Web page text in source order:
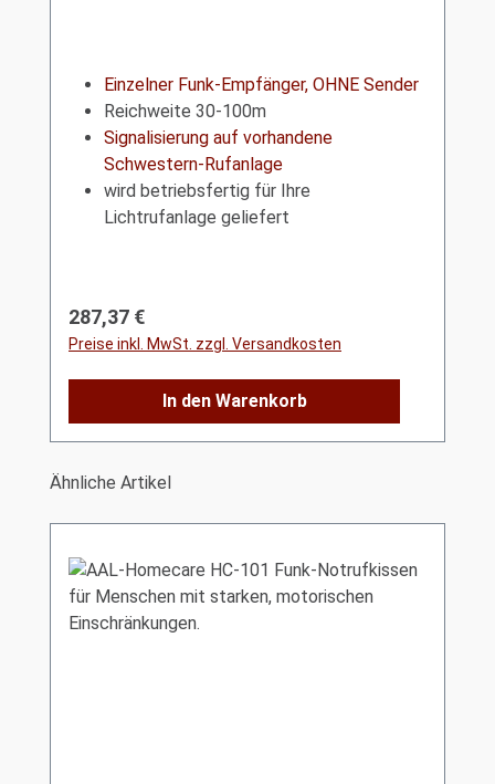
Einzelner Funk-Empfänger, OHNE Sender
Reichweite 30-100m
Signalisierung auf vorhandene
Schwestern-Rufanlage
wird betriebsfertig für Ihre
Lichtrufanlage geliefert
Regulärer Preis:
287,37 €
Preise inkl. MwSt. zzgl. Versandkosten
In den Warenkorb
Produktgalerie überspringen
Ähnliche Artikel